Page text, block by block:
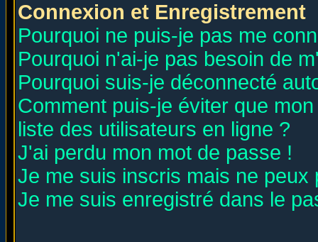
Connexion et Enregistrement
Pourquoi ne puis-je pas me
Pourquoi n'ai-je pas besoin de
Pourquoi suis-je déconnecté
Comment puis-je éviter que
liste des utilisateurs en ligne ?
J'ai perdu mon mot de passe !
Je me suis inscris mais ne peux
Je me suis enregistré dans le